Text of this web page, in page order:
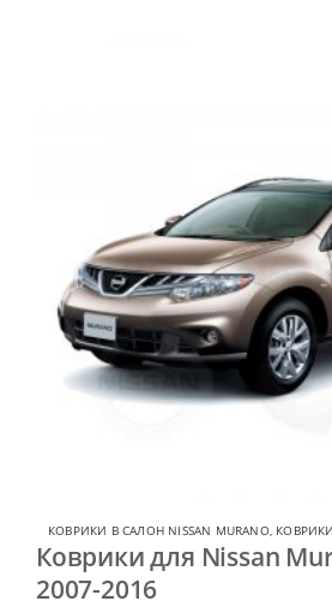
КОВРИКИ В САЛОН NISSAN MURANO,
Коврики для Nissan
2007-2016